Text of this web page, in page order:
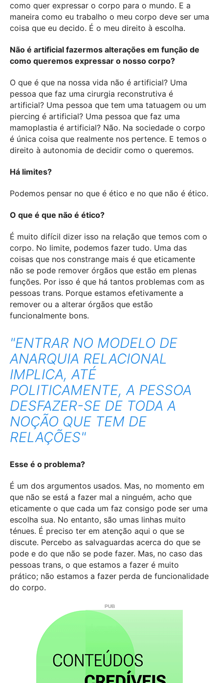
como quer expressar o corpo para o mundo. E a
maneira como eu trabalho o meu corpo deve ser uma
coisa que eu decido. É o meu direito à escolha.
Não é artificial fazermos alterações em função de
como queremos expressar o nosso corpo?
O que é que na nossa vida não é artificial? Uma
pessoa que faz uma cirurgia reconstrutiva é
artificial? Uma pessoa que tem uma tatuagem ou um
piercing é artificial? Uma pessoa que faz uma
mamoplastia é artificial? Não. Na sociedade o corpo
é única coisa que realmente nos pertence. E temos o
direito à autonomia de decidir como o queremos.
Há limites?
Podemos pensar no que é ético e no que não é ético.
O que é que não é ético?
É muito difícil dizer isso na relação que temos com o
corpo. No limite, podemos fazer tudo. Uma das
coisas que nos constrange mais é que eticamente
não se pode remover órgãos que estão em plenas
funções. Por isso é que há tantos problemas com as
pessoas trans. Porque estamos efetivamente a
remover ou a alterar órgãos que estão
funcionalmente bons.
"ENTRAR NO MODELO DE
ANARQUIA RELACIONAL
IMPLICA, ATÉ
POLITICAMENTE, A PESSOA
DESFAZER-SE DE TODA A
NOÇÃO QUE TEM DE
RELAÇÕES"
Esse é o problema?
É um dos argumentos usados. Mas, no momento em
que não se está a fazer mal a ninguém, acho que
eticamente o que cada um faz consigo pode ser uma
escolha sua. No entanto, são umas linhas muito
ténues. É preciso ter em atenção aqui o que se
discute. Percebo as salvaguardas acerca do que se
pode e do que não se pode fazer. Mas, no caso das
pessoas trans, o que estamos a fazer é muito
prático; não estamos a fazer perda de funcionalidade
do corpo.